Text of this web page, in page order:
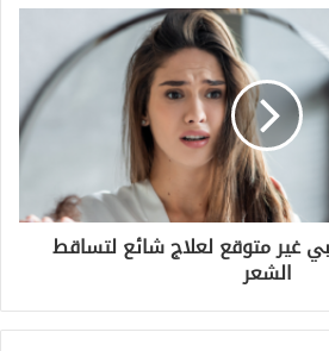
غير متوقع لعلاج شائع لتساقط
الشعر